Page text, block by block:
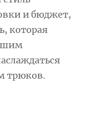
и бюджет,
которая
трюков.